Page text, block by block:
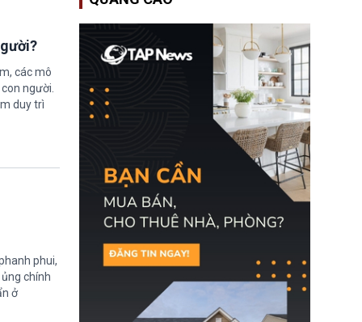
các mô
người.
duy trì
phui,
chính
ở
Kỳ xảy ra xung đột ở
Iran. Trên cơ sở đó, lãnh
đạo Nhà Trắng kêu gọi
các doanh nghiệp cần
giảm giá bán cho người
tiêu dùng.